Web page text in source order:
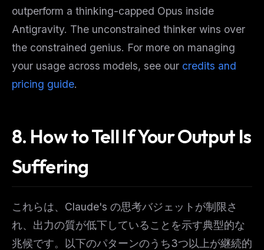
outperform a thinking-capped Opus inside
Antigravity. The unconstrained thinker wins over
the constrained genius. For more on managing
your usage across models, see our credits and
pricing guide.
8. How to Tell If Your Output Is
Suffering
これらは、Claude's の思考バジェットが制限さ
れ、出力の質が低下していることを示す典型的な
兆候です。以下のパターンのうち3つ以上が継続的